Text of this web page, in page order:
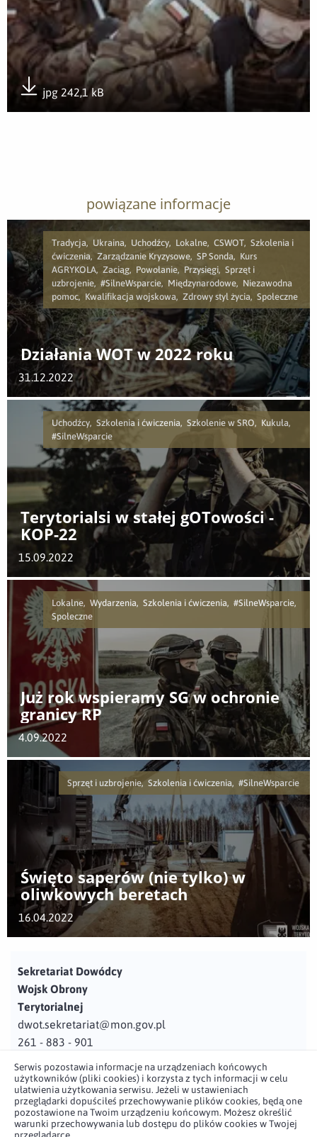
jpg 242,1 kB
Pobierz załącznik
powiązane informacje
Tradycja, Ukraina, Uchodźcy, Lokalne, CSWOT, Szkolenia i
ćwiczenia, Zarządzanie Kryzysowe, SP Sonda, Kurs
AGRYKOLA, Zaciąg, Powołanie, Przysięgi, Sprzęt i
uzbrojenie, #SilneWsparcie, Międzynarodowe, Niezawodna
pomoc, Kwalifikacja wojskowa, Zdrowy styl życia, Społeczne
Działania WOT w 2022 roku
31.12.2022
Uchodźcy, Szkolenia i ćwiczenia, Szkolenie w SRO, Kukuła,
#SilneWsparcie
Terytorialsi w stałej gOTowości -
KOP-22
15.09.2022
Lokalne, Wydarzenia, Szkolenia i ćwiczenia, #SilneWsparcie,
Społeczne
Już rok wspieramy SG w ochronie
granicy RP
4.09.2022
Sprzęt i uzbrojenie, Szkolenia i ćwiczenia, #SilneWsparcie
Święto saperów (nie tylko) w
oliwkowych beretach
16.04.2022
Sekretariat Dowódcy
Wojsk Obrony
Terytorialnej
dwot.sekretariat@mon.gov.pl
261 - 883 - 901
Adres
ul. Juzistek 2
05-131 Zegrze
Serwis pozostawia informacje na urządzeniach końcowych
użytkowników (pliki cookies) i korzysta z tych informacji w celu
ułatwienia użytkowania serwisu. Jeżeli w ustawieniach
przeglądarki dopuściłeś przechowywanie plików cookies, będą one
pozostawione na Twoim urządzeniu końcowym. Możesz określić
warunki przechowywania lub dostępu do plików cookies w Twojej
przeglądarce.